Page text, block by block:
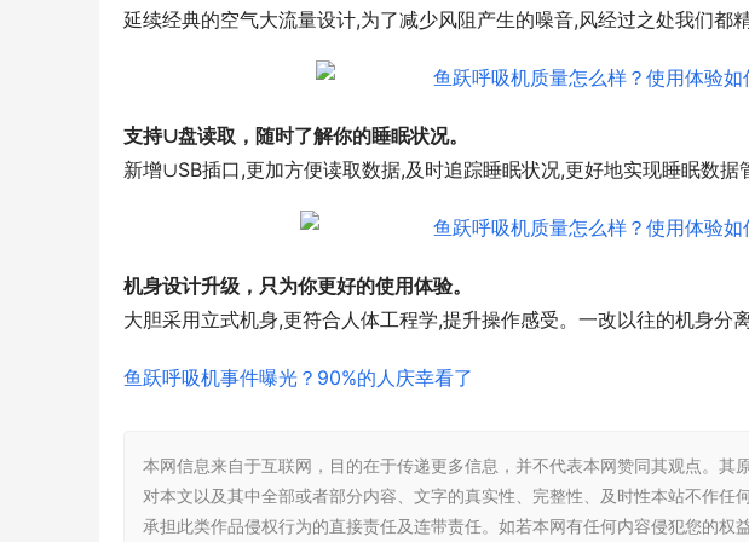
延续经典的空气大流量设计,为了减少风阻产生的噪音,风经过之处我们都
支持∪盘读取，随时了解你的睡眠状况。
新增∪SB插口,更加方便读取数据,及时追踪睡眠状况,更好地实现睡眠数据
机身设计升级，只为你更好的使用体验。
大胆采用立式机身,更符合人体工程学,提升操作感受。一改以往的机身分
鱼跃呼吸机事件曝光？90%的人庆幸看了
本网信息来自于互联网，目的在于传递更多信息，并不代表本网赞同其观点。其
对本文以及其中全部或者部分内容、文字的真实性、完整性、及时性本站不作任
承担此类作品侵权行为的直接责任及连带责任。如若本网有任何内容侵犯您的权